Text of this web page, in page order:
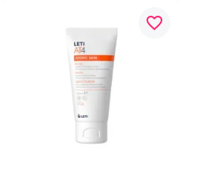
favorite_border